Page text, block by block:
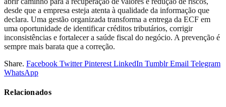
desde que a empresa esteja atenta à qualidade da informação que
declara. Uma gestão organizada transforma a entrega da ECF em
uma oportunidade de identificar créditos tributários, corrigir
inconsistências e fortalecer a saúde fiscal do negócio. A prevenção é
sempre mais barata que a correção.
Share. Facebook Twitter Pinterest LinkedIn Tumblr Email Telegram
WhatsApp
Relacionados